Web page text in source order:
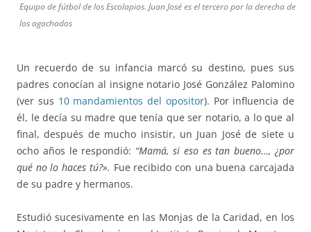
Equipo de fútbol de los Escolapios. Juan José es el tercero por la derecha de
los agachados
Un recuerdo de su infancia marcó su destino, pues sus
padres conocían al insigne notario José González Palomino
(ver sus 10 mandamientos del opositor). Por influencia de
él, le decía su madre que tenía que ser notario, a lo que al
final, después de mucho insistir, un Juan José de siete u
ocho años le respondió: “Mamá, si eso es tan bueno…, ¿por
qué no lo haces tú?». Fue recibido con una buena carcajada
de su padre y hermanos.
Estudió sucesivamente en las Monjas de la Caridad, en los